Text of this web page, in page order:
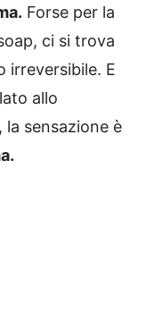
Forse per la
ci si trova
irreversibile. E
allo
sensazione è